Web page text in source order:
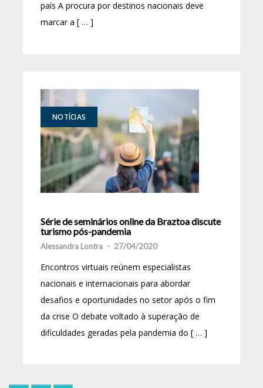
país A procura por destinos nacionais deve
marcar a [ … ]
NOTÍCIAS
Série de seminários online da Braztoa discute
turismo pós-pandemia
Alessandra Lontra - 27/04/2020
Encontros virtuais reúnem especialistas
nacionais e internacionais para abordar
desafios e oportunidades no setor após o fim
da crise O debate voltado à superação de
dificuldades geradas pela pandemia do [ … ]